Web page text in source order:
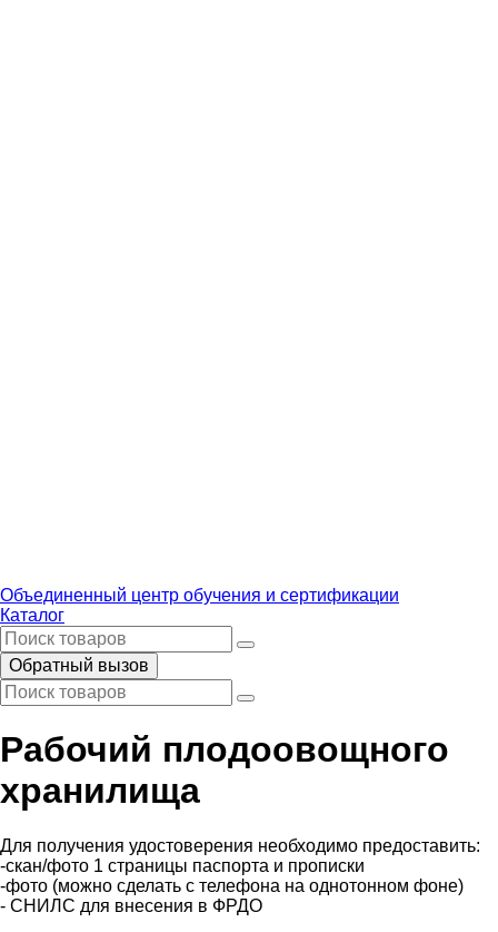
Объединенный центр обучения и сертификации
Каталог
Обратный вызов
Рабочий плодоовощного
хранилища
Для получения удостоверения необходимо предоставить:
-скан/фото 1 страницы паспорта и прописки
-фото (можно сделать с телефона на однотонном фоне)
- СНИЛС для внесения в ФРДО